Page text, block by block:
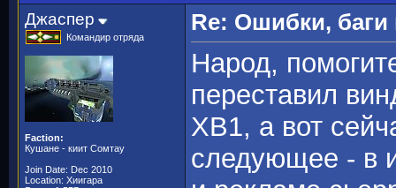
Джаспер
Командир отряда
Faction:
Кушане - киит Сомтау
Join Date: Dec 2010
Location: Хиигара
Re: Ошибки,
Народ,
переставил
ХВ1, а вот
следующее - в